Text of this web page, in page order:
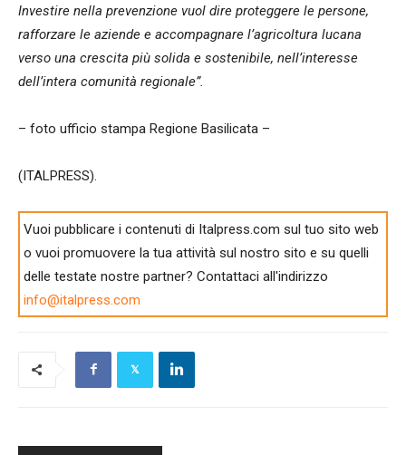
Investire nella prevenzione vuol dire proteggere le persone,
rafforzare le aziende e accompagnare l’agricoltura lucana
verso una crescita più solida e sostenibile, nell’interesse
dell’intera comunità regionale”.
– foto ufficio stampa Regione Basilicata –
(ITALPRESS).
Vuoi pubblicare i contenuti di Italpress.com sul tuo sito web
o vuoi promuovere la tua attività sul nostro sito e su quelli
delle testate nostre partner? Contattaci all'indirizzo
info@italpress.com